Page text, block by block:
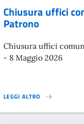
Chiusura uffici
Patrono
Chiusura uffici
- 8 Maggio 2026
LEGGI ALTRO
CHIUSURA UFFICI